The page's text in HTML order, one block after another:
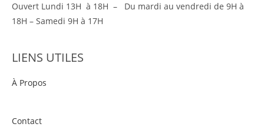
Ouvert Lundi 13H à 18H – Du mardi au vendredi de 9H à
18H – Samedi 9H à 17H
LIENS UTILES
À Propos
Contact